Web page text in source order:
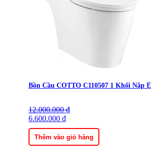
Bồn Cầu COTTO C110507 1 Khối Nắp
12.000.000₫
Giá
gốc
là:
12.000.000 ₫.
6.600.000 ₫
Giá
hiện
tại
là:
6.600.000 ₫.
Thêm vào giỏ hàng